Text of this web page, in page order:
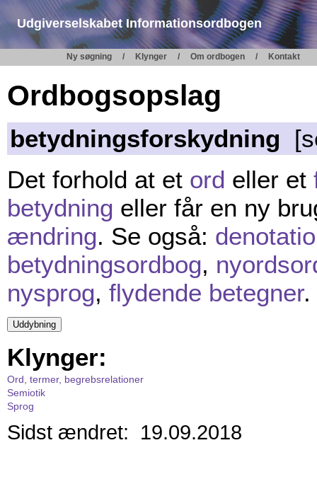
Udgiverselskabet Informationsordbogen
Ny søgning Klynger Om ordbogen Kontakt
Ordbogsopslag
betydningsforskydning
Det forhold at et ord eller et
betydning eller får en ny
ændring. Se også:
betydningsordbog,
nysprog, flydende betegner.
Klynger:
Ord, termer, begrebsrelationer
Semiotik
Sprog
Sidst ændret: 19.09.2018